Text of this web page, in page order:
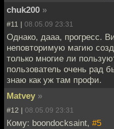
chuk200 »
#11 | 08.05.09 23:31
Однако, дааа, прогресс.
неповторимую магию
только многие ли
пользователь очень рад
знаю как уж там профи.
Matvey »
#12 | 08.05.09 23:31
Кому: boondocksaint, #5